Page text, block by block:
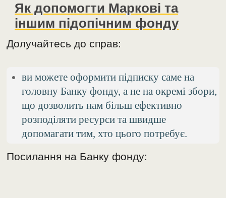
Як допомогти Маркові та
іншим підопічним фонду
Долучайтесь до справ:
ви можете оформити підписку саме на
головну Банку фонду, а не на окремі збори,
що дозволить нам більш ефективно
розподіляти ресурси та швидше
допомагати тим, хто цього потребує.
Посилання на Банку фонду: